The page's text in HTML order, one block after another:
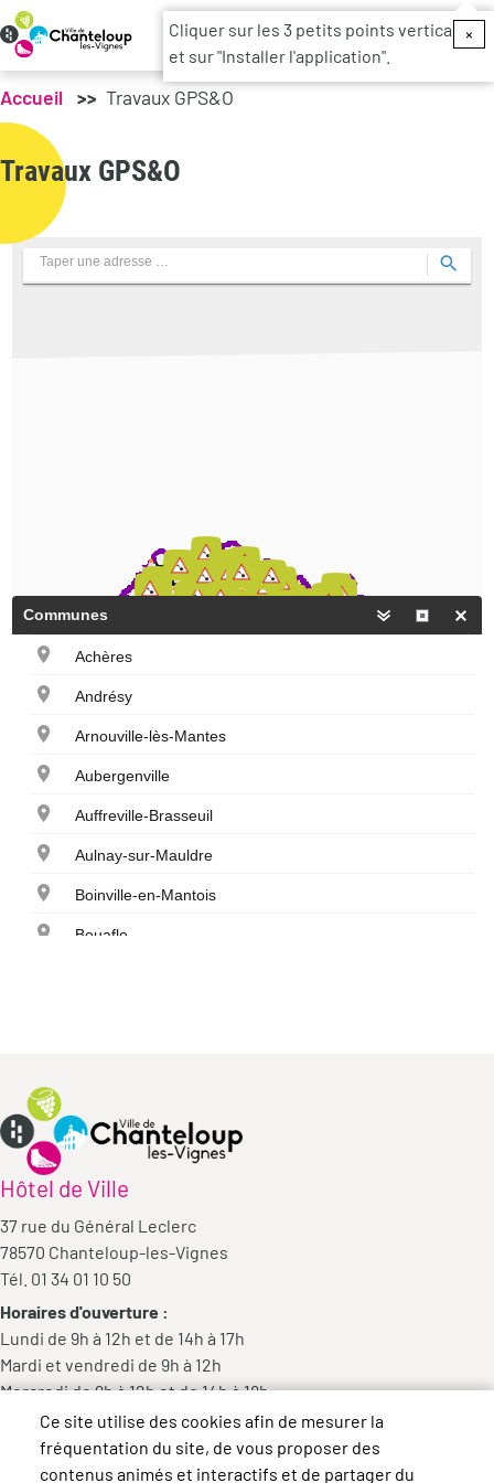
Menu
Accueil Travaux GPS&O
Travaux GPS&O
Hôtel de Ville
37 rue du Général Leclerc
78570 Chanteloup-les-Vignes
Tél. 01 34 01 10 50
Horaires d'ouverture :
Lundi de 9h à 12h et de 14h à 17h
Mardi et vendredi de 9h à 12h
Mercredi de 9h à 12h et de 14h à 18h
Jeudi de 14h à 17h
Ce site utilise des cookies afin de mesurer la
fréquentation du site, de vous proposer des
contenus animés et interactifs et de partager du
×
Cliquer sur les 3 petits points verticaux
et sur "Installer l'application".